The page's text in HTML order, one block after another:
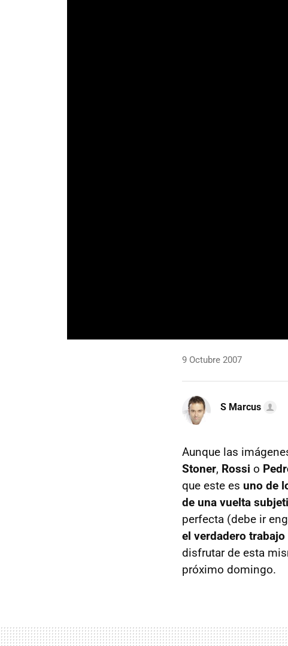
9 Octubre 2007
S Marcus
Aunque las
Stoner, Rossi o
que este es uno de
de una vuelta
perfecta (debe ir
el verdadero
disfrutar de esta
próximo domingo.